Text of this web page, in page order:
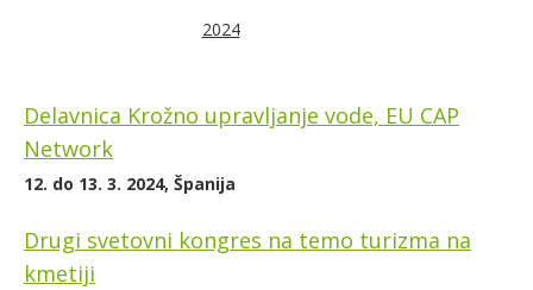
2024
Delavnica Krožno upravljanje vode, EU CAP
Network
12. do 13. 3. 2024, Španija
Drugi svetovni kongres na temo turizma na
kmetiji